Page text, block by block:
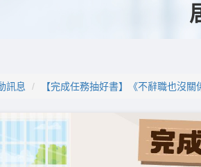
訊息 【完成任務抽好書】《不辭職也沒關